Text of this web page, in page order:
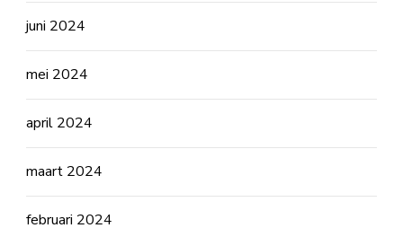
juni 2024
mei 2024
april 2024
maart 2024
februari 2024